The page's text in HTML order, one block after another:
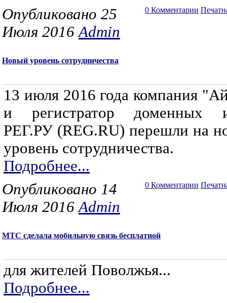
0 Комментарии
Опубликовано 25
Июля 2016Admin
Новый уровень сотрудничества
13 июля 2016 года компания
и регистратор доменных
РЕГ.РУ (REG.RU) перешли на
уровень сотрудничества.
Подробнее...
0 Комментарии
Опубликовано 14
Июля 2016Admin
МТС сделала мобильную связь бесплатной
для жителей Поволжья...
Подробнее...